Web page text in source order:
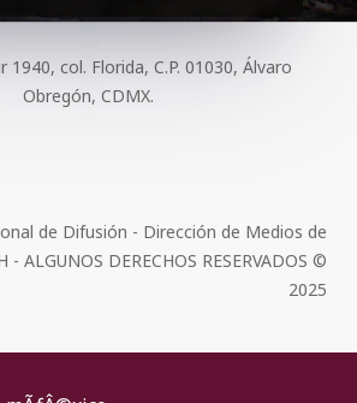
1940, col. Florida, C.P. 01030, Álvaro
Obregón, CDMX.
de Difusión - Dirección de Medios de
ALGUNOS DERECHOS RESERVADOS ©
2025